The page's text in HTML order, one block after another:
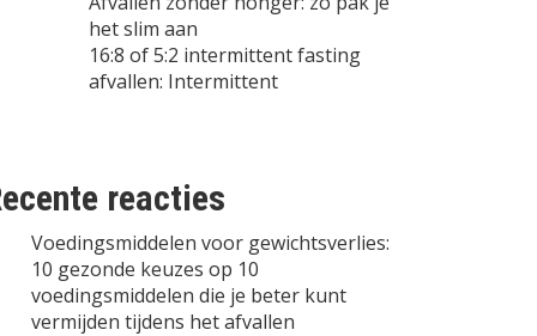
het slim aan
16:8 of 5:2 intermittent fasting
afvallen: Intermittent
reacties
Voedingsmiddelen voor gewichtsverlies:
10 gezonde keuzes op 10
voedingsmiddelen die je beter kunt
vermijden tijdens het afvallen